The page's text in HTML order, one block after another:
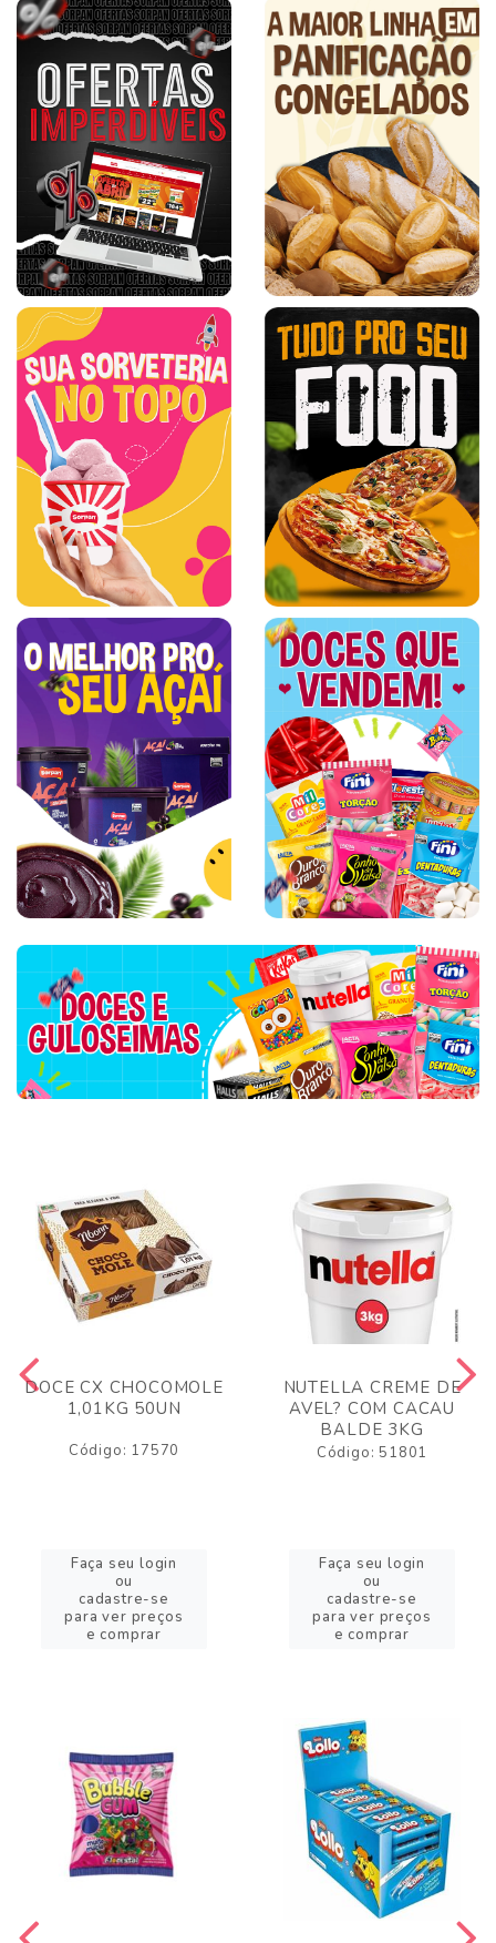
DOCE CX CHOCOMOLE
1,01KG 50UN
Código: 17570
Faça seu login
ou
cadastre-se
para ver preços
e comprar
NUTELLA CREME DE
AVEL? COM CACAU
BALDE 3KG
Código: 51801
Faça seu login
ou
cadastre-se
para ver preços
e comprar